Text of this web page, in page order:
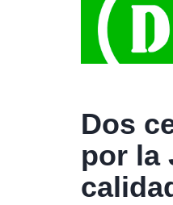
Dos
por la